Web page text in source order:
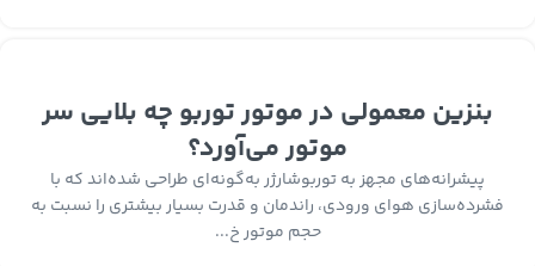
بنزین معمولی در موتور توربو چه بلایی سر
موتور می‌آورد؟
پیشرانه‌های مجهز به توربوشارژر به‌گونه‌ای طراحی شده‌اند که با
فشرده‌سازی هوای ورودی، راندمان و قدرت بسیار بیشتری را نسبت به
حجم موتور خ...